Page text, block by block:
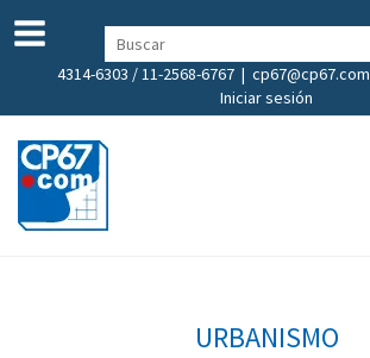
4314-6303 / 11-2568-6767 | cp67@cp67.com
Iniciar sesión
URBANISMO